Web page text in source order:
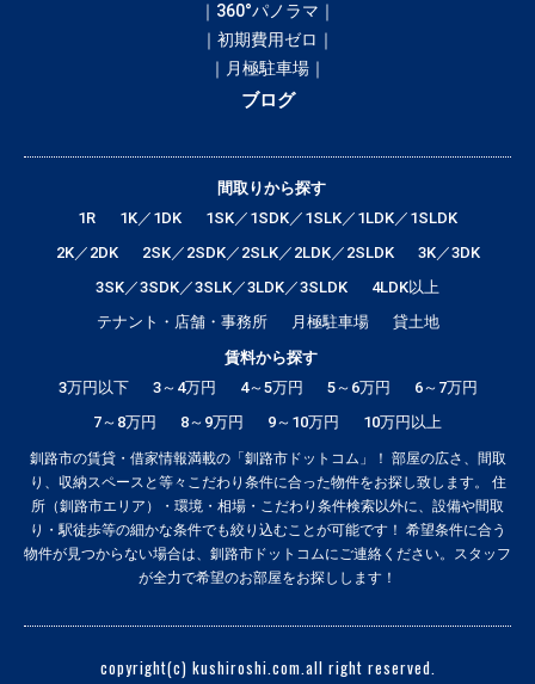
｜360°パノラマ｜
｜初期費用ゼロ｜
｜月極駐車場｜
ブログ
間取りから探す
1R
1K／1DK
1SK／1SDK／1SLK／1LDK／1SLDK
2K／2DK
2SK／2SDK／2SLK／2LDK／2SLDK
3K／3DK
3SK／3SDK／3SLK／3LDK／3SLDK
4LDK以上
テナント・店舗・事務所
月極駐車場
貸土地
賃料から探す
3万円以下
3～4万円 4～5万円 5～6万円
6～7万円
7～8万円
8～9万円 9～10万円 10万円以上
釧路市の賃貸・借家情報満載の「釧路市ドットコム」！ 部屋の広さ、間取
り、収納スペースと等々こだわり条件に合った物件をお探し致します。 住
所（釧路市エリア）・環境・相場・こだわり条件検索以外に、設備や間取
り・駅徒歩等の細かな条件でも絞り込むことが可能です！ 希望条件に合う
物件が見つからない場合は、釧路市ドットコムにご連絡ください。スタッフ
が全力で希望のお部屋をお探しします！
copyright(c) kushiroshi.com.all right reserved.